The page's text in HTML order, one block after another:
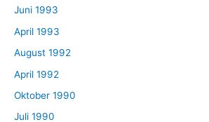
Juni 1993
April 1993
August 1992
April 1992
Oktober 1990
Juli 1990